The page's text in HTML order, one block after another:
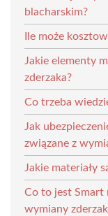
blacharskim?
Ile może
Jakie elementy
zderzaka?
Co trzeba
Jak
związane z
Jakie materiały
Co to jest Smart
wymiany